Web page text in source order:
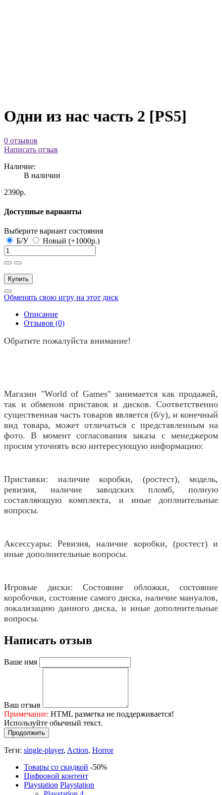
Одни из нас часть 2 [PS5]
0 отзывов
Написать отзыв
Наличие:
В наличии
2390р.
Доступные варианты
Выберите вариант состояния
Б/У
Новый (+1000р.)
Купить
Обменять свою игру на этот диск
Описание
Отзывов (0)
Обратите пожалуйста внимание!
Магазин "World of Games" занимается как продажей,
так и обменом приставок и дисков. Соответственно
существенная часть товаров является (б/у), и конечный
вид товара, может отличаться с представленным на
фото. В момент согласования заказа с менеджером
просим уточнять всю интересующую информацию:
Приставки: наличие коробки, (ростест), модель,
ревизия, наличие заводских пломб, полную
составляющую комплекта, и иные доплнительные
вопросы.
Аксессуары: Ревизия, наличие коробки, (ростест) и
иные дополнительные вопросы.
Игровые диски: Состояние обложки, состояние
коробочки, состояние самого диска, наличие мануалов,
локализацию данного диска, и иные дополнительные
вопросы.
Написать отзыв
Ваше имя
Ваш отзыв
Примечание: HTML разметка не поддерживается!
Используйте обычный текст.
Продолжить
Теги: single-player, Action, Horror
Товары со скидкой -50%
Цифровой контент
Playstation Playstation